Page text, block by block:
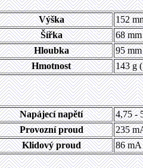
Výška
152
Šířka
68
Hloubka
95
Hmotnost
143 g
Napájecí napětí
4,75 -
Provozní proud
235
Klidový proud
86 mA